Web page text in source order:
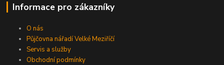
Informace pro zákazníky
O nás
Půjčovna nářadí Velké Meziříčí
Servis a služby
Obchodní podmínky